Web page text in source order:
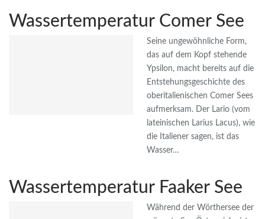
Wassertemperatur Comer See
Seine ungewöhnliche Form,
das auf dem Kopf stehende
Ypsilon, macht bereits auf die
Entstehungsgeschichte des
oberitalienischen Comer Sees
aufmerksam. Der Lario (vom
lateinischen Larius Lacus), wie
die Italiener sagen, ist das
Wasser…
Wassertemperatur Faaker See
Während der Wörthersee der